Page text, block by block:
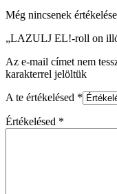
Még nincsenek
„LAZULJ EL!-roll on
Az e-mail címet nem
karakterrel jelöltük
A te értékelésed *
Értékelésed *